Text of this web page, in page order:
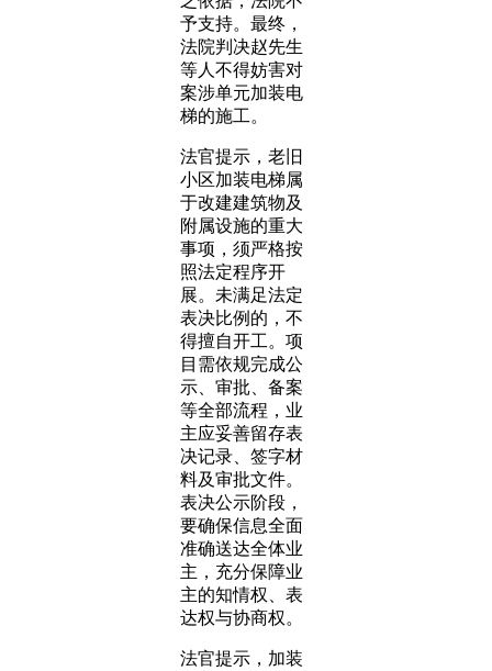
予支持。最终，
法院判决赵先生
等人不得妨害对
案涉单元加装电
梯的施工。
法官提示，老旧
小区加装电梯属
于改建建筑物及
附属设施的重大
事项，须严格按
照法定程序开
展。未满足法定
表决比例的，不
得擅自开工。项
目需依规完成公
示、审批、备案
等全部流程，业
主应妥善留存表
决记录、签字材
料及审批文件。
表决公示阶段，
要确保信息全面
准确送达全体业
主，充分保障业
主的知情权、表
达权与协商权。
法官提示，加装